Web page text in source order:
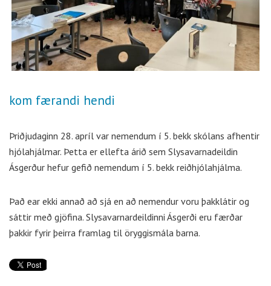
kom færandi hendi
Þriðjudaginn 28. apríl var nemendum í 5. bekk skólans afhentir
hjólahjálmar. Þetta er ellefta árið sem Slysavarnadeildin
Ásgerður hefur gefið nemendum í 5. bekk reiðhjólahjálma.
Það ear ekki annað að sjá en að nemendur voru þakklátir og
sáttir með gjöfina. Slysavarnardeildinni Ásgerði eru færðar
þakkir fyrir þeirra framlag til öryggismála barna.